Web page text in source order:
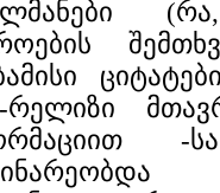
რელიზი